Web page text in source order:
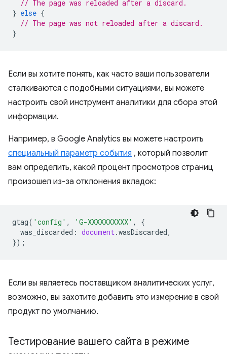
// The page was reloaded after a discard.
} else {
// The page was not reloaded after a discard.
}
Если вы хотите понять, как часто ваши пользователи
сталкиваются с подобными ситуациями, вы можете
настроить свой инструмент аналитики для сбора этой
информации.
Например, в Google Analytics вы можете настроить
специальный параметр события , который позволит
вам определить, какой процент просмотров страниц
произошел из-за отклонения вкладок:
gtag( 'config' , 'G-XXXXXXXXXX' ,
{
was_discarded : document.wasDiscarded,
});
Если вы являетесь поставщиком аналитических услуг,
возможно, вы захотите добавить это измерение в свой
продукт по умолчанию.
Тестирование вашего сайта в режиме